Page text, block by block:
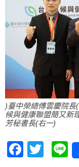
)臺中榮總傅雲慶院
候與健康聯盟簡又新
芳秘書長(右一)